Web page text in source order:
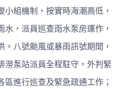
組機制，按實時海潮高低，
，派員巡查雨水泵房運作，
八號颱風或暴雨訊號期間，
澇泵站派員全程駐守，外判緊
進行巡查及緊急疏通工作；